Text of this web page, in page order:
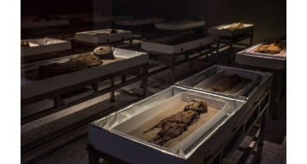
por Felipe Portales (Chile)
5 años atrás
10 min
«Usted y los que con usted sienten están sirviendo al verdadero
honor de Chile y tratando de redimir a ese noble y generoso
pueblo del denigrante sambenito que sobre él cayó cuando se le
llegó a llamar la Prusia de Suramérica. «